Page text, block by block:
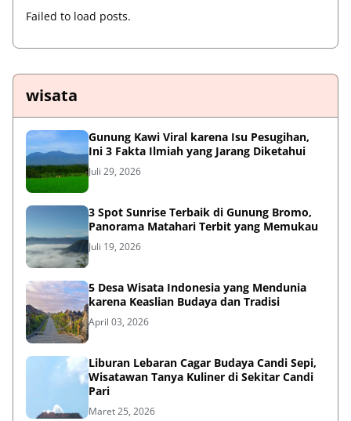
Failed to load posts.
wisata
Gunung Kawi Viral karena Isu Pesugihan,
Ini 3 Fakta Ilmiah yang Jarang Diketahui
Juli 29, 2026
3 Spot Sunrise Terbaik di Gunung Bromo,
Panorama Matahari Terbit yang Memukau
Juli 19, 2026
5 Desa Wisata Indonesia yang Mendunia
karena Keaslian Budaya dan Tradisi
April 03, 2026
Liburan Lebaran Cagar Budaya Candi Sepi,
Wisatawan Tanya Kuliner di Sekitar Candi
Pari
Maret 25, 2026